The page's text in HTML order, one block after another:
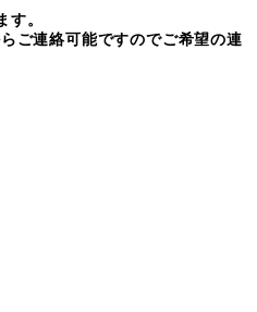
す。
ご連絡可能ですのでご希望の連